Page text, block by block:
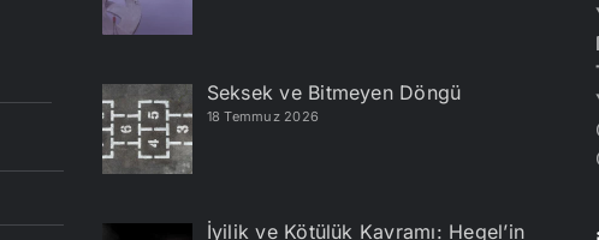
Seksek ve Bitmeyen Döngü
18 Temmuz 2026
İyilik ve Kötülük Kavramı: Hegel’in